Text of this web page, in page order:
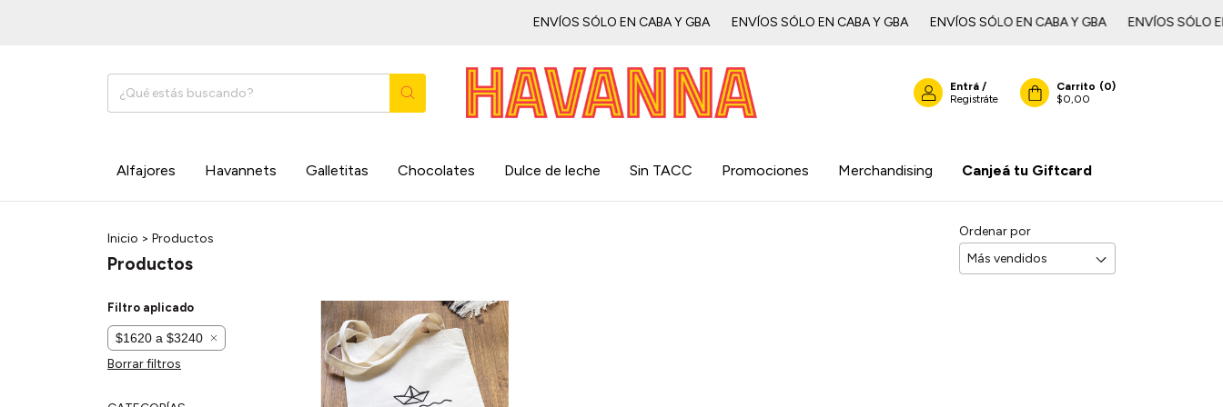
ENVÍOS SÓLO EN CABA Y GBAㅤㅤㅤㅤㅤ ENVÍOS SÓLO EN CABA Y GBAㅤㅤㅤㅤㅤ ENVÍOS SÓLO EN CABA Y GBAㅤㅤㅤㅤㅤ ENVÍOS SÓLO EN CABA
Entrá /
Registráte
Carrito (0)
$0,00
Alfajores Havannets Galletitas Chocolates Dulce de leche Sin TACC Promociones Merchandising Canjeá tu Giftcard
Inicio > Productos
Productos
Ordenar por
Filtro aplicado
$1620 a $3240
Borrar filtros